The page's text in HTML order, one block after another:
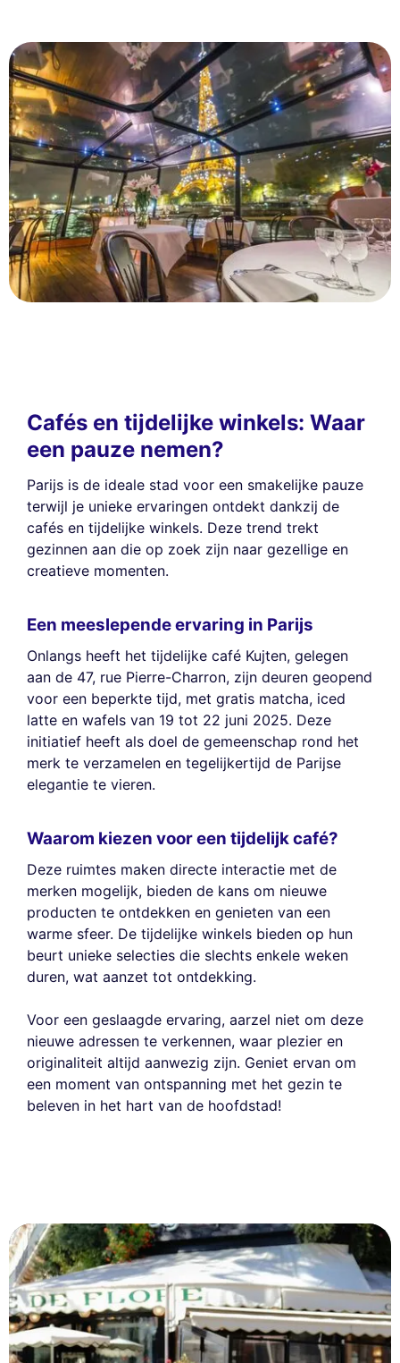
Cafés en tijdelijke winkels: Waar
een pauze nemen?
Parijs is de ideale stad voor een smakelijke pauze
terwijl je unieke ervaringen ontdekt dankzij de
cafés en tijdelijke winkels. Deze trend trekt
gezinnen aan die op zoek zijn naar gezellige en
creatieve momenten.
Een meeslepende ervaring in Parijs
Onlangs heeft het tijdelijke café Kujten, gelegen
aan de 47, rue Pierre-Charron, zijn deuren geopend
voor een beperkte tijd, met gratis matcha, iced
latte en wafels van 19 tot 22 juni 2025. Deze
initiatief heeft als doel de gemeenschap rond het
merk te verzamelen en tegelijkertijd de Parijse
elegantie te vieren.
Waarom kiezen voor een tijdelijk café?
Deze ruimtes maken directe interactie met de
merken mogelijk, bieden de kans om nieuwe
producten te ontdekken en genieten van een
warme sfeer. De tijdelijke winkels bieden op hun
beurt unieke selecties die slechts enkele weken
duren, wat aanzet tot ontdekking.
Voor een geslaagde ervaring, aarzel niet om deze
nieuwe adressen te verkennen, waar plezier en
originaliteit altijd aanwezig zijn. Geniet ervan om
een moment van ontspanning met het gezin te
beleven in het hart van de hoofdstad!